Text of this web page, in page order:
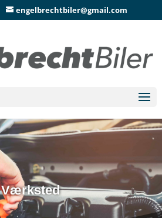
engelbrechtbiler@gmail.com
Værksted